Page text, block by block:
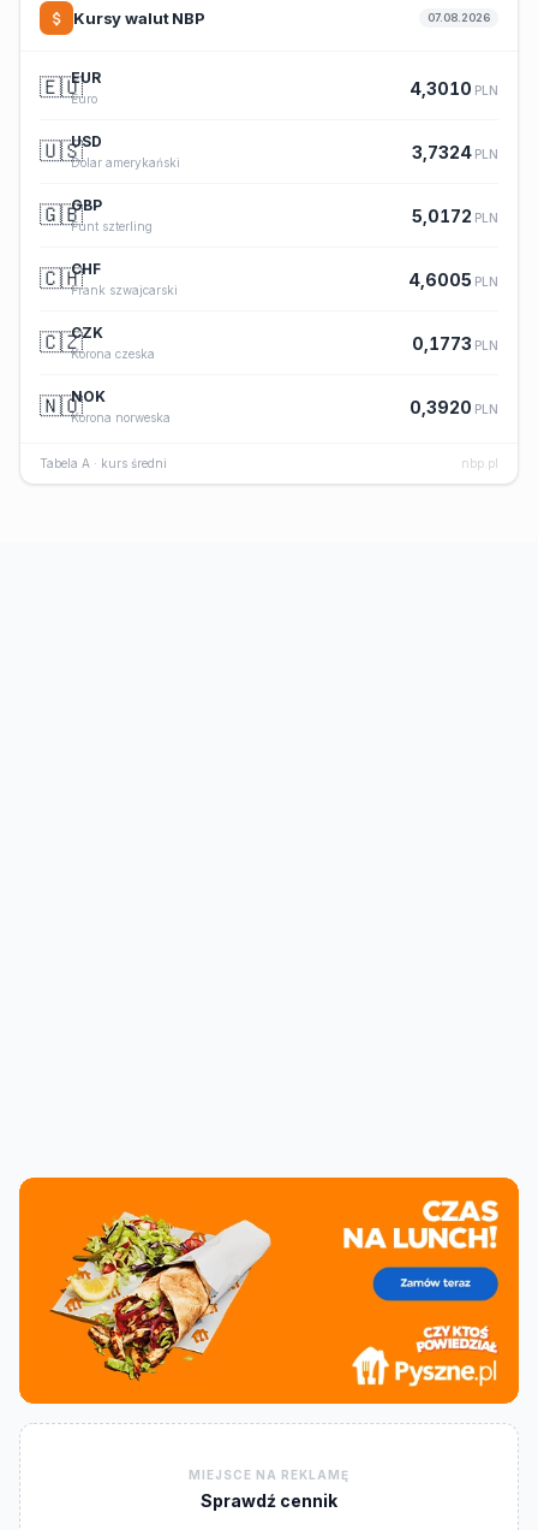
Kursy walut NBP 07.08.2026
🇪🇺EUR
Euro
4,3010 PLN
🇺🇸USD
Dolar amerykański
3,7324 PLN
🇬🇧GBP
Funt szterling
5,0172 PLN
🇨🇭CHF
Frank szwajcarski
4,6005 PLN
🇨🇿CZK
Korona czeska
0,1773 PLN
🇳🇴NOK
Korona norweska
0,3920 PLN
Tabela A · kurs średni nbp.pl
MIEJSCE NA REKLAMĘ
Sprawdź cennik